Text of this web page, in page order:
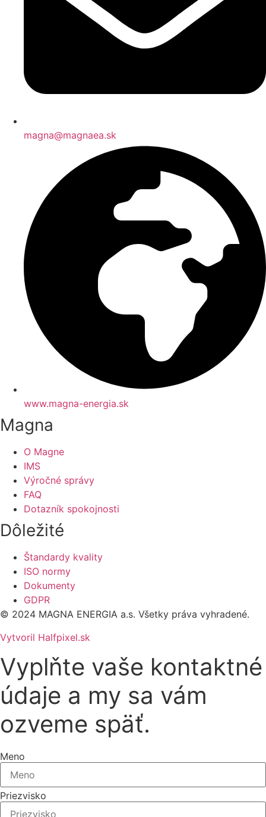
magna@magnaea.sk
www.magna-energia.sk
Magna
O Magne
IMS
Výročné správy
FAQ
Dotazník spokojnosti
Dôležité
Štandardy kvality
ISO normy
Dokumenty
GDPR
© 2024 MAGNA ENERGIA a.s. Všetky práva vyhradené.
Vytvoril Halfpixel.sk
Vyplňte vaše kontaktné
údaje a my sa vám
ozveme späť.
Meno